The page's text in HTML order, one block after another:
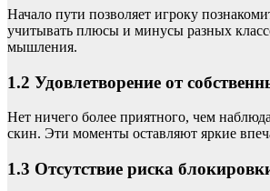
Начало пути позволяет игроку
учитывать плюсы и минусы разных
мышления.
1.2 Удовлетворение от
Нет ничего более приятного, чем
скин. Эти моменты оставляют яркие
1.3 Отсутствие риска